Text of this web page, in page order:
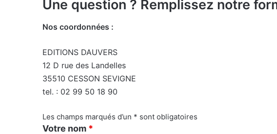
Une question ? Remplissez notre
Nos coordonnées :
EDITIONS DAUVERS
12 D rue des Landelles
35510 CESSON SEVIGNE
tel. : 02 99 50 18 90
Les champs marqués d’un * sont obligatoires
Votre nom *